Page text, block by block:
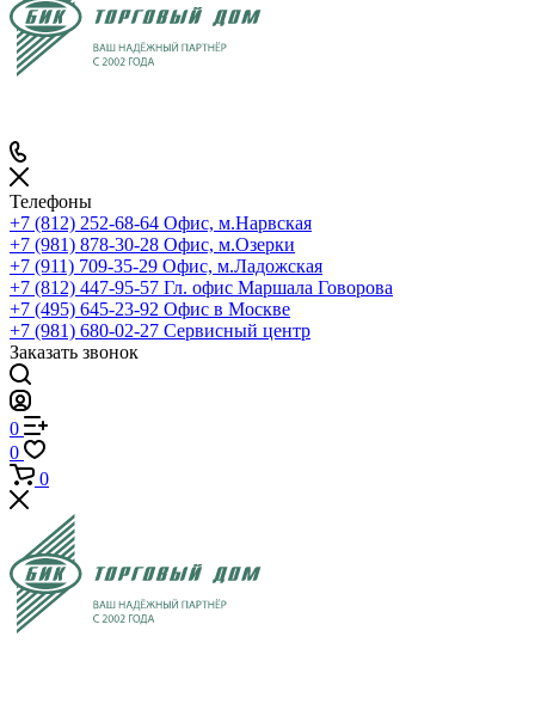
Телефоны
+7 (812) 252-68-64 Офис, м.Нарвская
+7 (981) 878-30-28 Офис, м.Озерки
+7 (911) 709-35-29 Офис, м.Ладожская
+7 (812) 447-95-57 Гл. офис Маршала Говорова
+7 (495) 645-23-92 Офис в Москве
+7 (981) 680-02-27 Сервисный центр
Заказать звонок
0
0
0